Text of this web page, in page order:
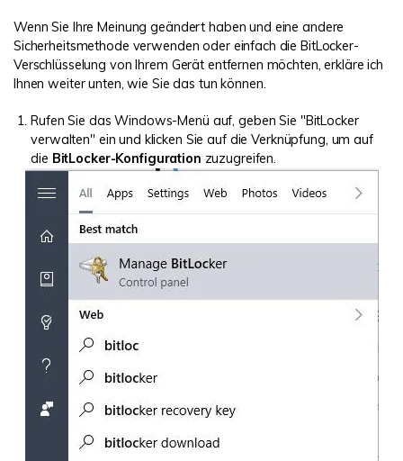
Wenn Sie Ihre Meinung geändert haben und eine andere
Sicherheitsmethode verwenden oder einfach die BitLocker-
Verschlüsselung von Ihrem Gerät entfernen möchten, erkläre ich
Ihnen weiter unten, wie Sie das tun können.
Rufen Sie das Windows-Menü auf, geben Sie "BitLocker
verwalten" ein und klicken Sie auf die Verknüpfung, um auf
die BitLocker-Konfiguration zuzugreifen.